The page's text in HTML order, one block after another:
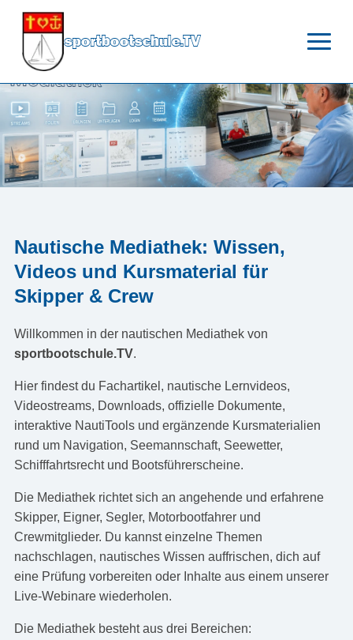
sportbootschule.TV
Nautische Mediathek: Wissen,
Videos und Kursmaterial für
Skipper & Crew
Willkommen in der nautischen Mediathek von
sportbootschule.TV.
Hier findest du Fachartikel, nautische Lernvideos,
Videostreams, Downloads, offizielle Dokumente,
interaktive NautiTools und ergänzende Kursmaterialien
rund um Navigation, Seemannschaft, Seewetter,
Schifffahrtsrecht und Bootsführerscheine.
Die Mediathek richtet sich an angehende und erfahrene
Skipper, Eigner, Segler, Motorbootfahrer und
Crewmitglieder. Du kannst einzelne Themen
nachschlagen, nautisches Wissen auffrischen, dich auf
eine Prüfung vorbereiten oder Inhalte aus einem unserer
Live-Webinare wiederholen.
Die Mediathek besteht aus drei Bereichen: